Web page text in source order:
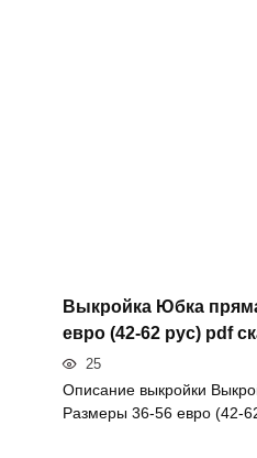
Выкройка Юбка
евро (42-62 рус) pdf
25
Описание выкройки
Размеры 36-56 евро (42-